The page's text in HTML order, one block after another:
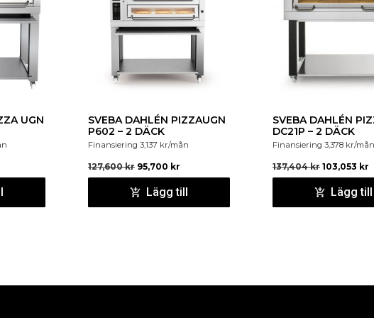
ANSLUTNING VENTILATION : Ø 125
ANSLUTNINGSKABEL : 3 m kabel ingår.
Antal Däck : 1 st
UGN
SVEBA DAHLÉN PIZZAUGN
P602 – 2 DÄCK
Finansiering 3,137 kr/mån
127,600kr 95,700 kr
Lägg till
SVEBA DAHLÉN
DC21P – 2 DÄCK
Finansiering 3,378 kr/mån
137,404kr 103,053 kr
Lägg till